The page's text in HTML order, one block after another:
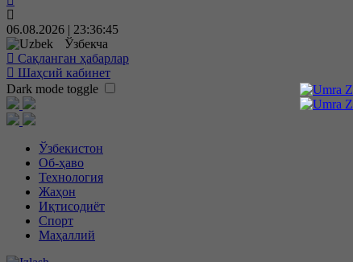
06.08.2026 | 23:36:46
Ўзбекча
Сақланган ҳабарлар
Шаҳсий кабинет
Dark mode toggle
Ўзбекистон
Об-ҳаво
Технология
Жаҳон
Иқтисодиёт
Спорт
Маҳаллий